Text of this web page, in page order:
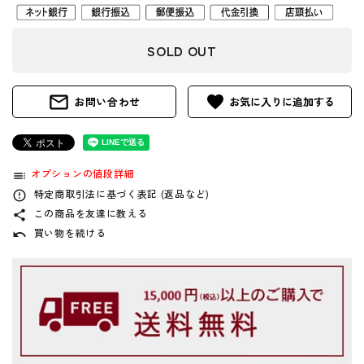
SOLD OUT
mail_outline お問い合わせ favorite
toc オプションの値段詳細
error_outline 特定商取引法に基づく表記 (返品など)
share この商品を友達に教える
undo 買い物を続ける